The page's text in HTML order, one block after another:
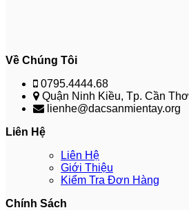
Về Chúng Tôi
0795.4444.68
Quận Ninh Kiều, Tp. Cần Thơ
lienhe@dacsanmientay.org
Liên Hệ
Liên Hệ
Giới Thiệu
Kiểm Tra Đơn Hàng
Chính Sách